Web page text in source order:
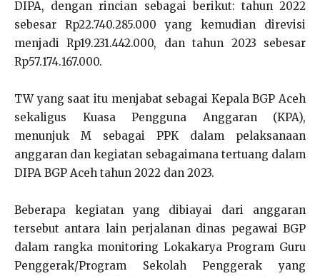
DIPA, dengan rincian sebagai berikut: tahun 2022
sebesar Rp22.740.285.000 yang kemudian direvisi
menjadi Rp19.231.442.000, dan tahun 2023 sebesar
Rp57.174.167.000.
TW yang saat itu menjabat sebagai Kepala BGP Aceh
sekaligus Kuasa Pengguna Anggaran (KPA),
menunjuk M sebagai PPK dalam pelaksanaan
anggaran dan kegiatan sebagaimana tertuang dalam
DIPA BGP Aceh tahun 2022 dan 2023.
Beberapa kegiatan yang dibiayai dari anggaran
tersebut antara lain perjalanan dinas pegawai BGP
dalam rangka monitoring Lokakarya Program Guru
Penggerak/Program Sekolah Penggerak yang